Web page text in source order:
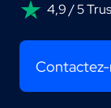
4,9 / 5